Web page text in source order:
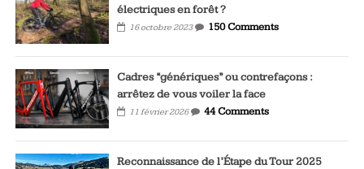
électriques en forêt ?
16 octobre 2023 150 Comments
Cadres “génériques” ou contrefaçons :
arrêtez de vous voiler la face
11 février 2026 44 Comments
Reconnaissance de l’Étape du Tour 2025